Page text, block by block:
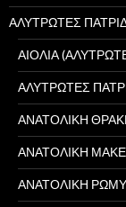
ΑΛΥΤΡΩΤΕΣ
ΑΙΟΛΙΑ
ΑΛΥΤΡΩΤΕΣ
ΑΝΑΤΟΛΙΚΗ
ΑΝΑΤΟΛΙΚΗ
ΑΝΑΤΟΛΙΚΗ